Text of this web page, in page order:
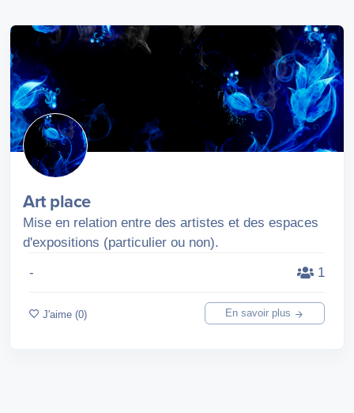
Art place
Mise en relation entre des artistes et des espaces
d'expositions (particulier ou non).
-
1
J'aime (0) En savoir plus